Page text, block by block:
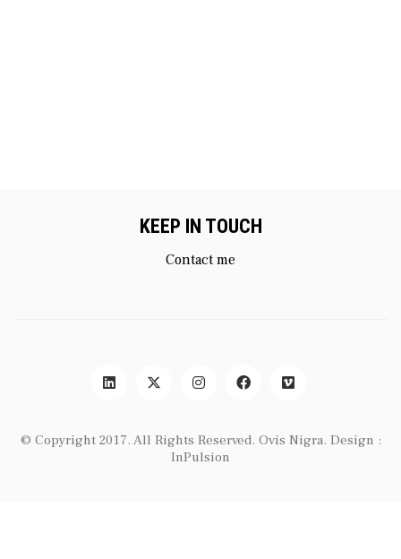
KEEP IN TOUCH
Contact me
© Copyright 2017. All Rights Reserved. Ovis Nigra. Design :
InPulsion